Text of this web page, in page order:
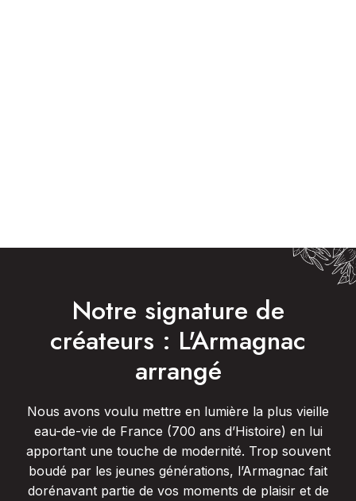
Notre signature de
créateurs : L'Armagnac
arrangé
Nous avons voulu mettre en lumière la plus vieille
eau-de-vie de France (700 ans d’Histoire) en lui
apportant une touche de modernité. Trop souvent
boudé par les jeunes générations, l’Armagnac fait
dorénavant partie de vos moments de plaisir et de